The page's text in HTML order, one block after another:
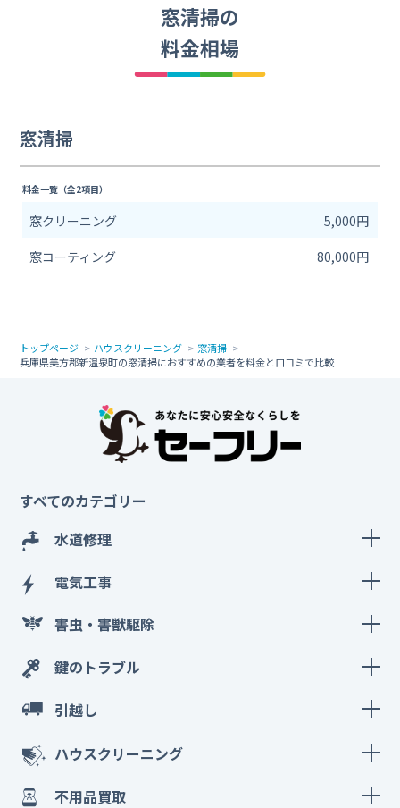
窓清掃の
料金相場
窓清掃
料金一覧（全2項目）
窓クリーニング
5,000円
窓コーティング
80,000円
トップページ ハウスクリーニング
窓清掃
兵庫県美方郡新温泉町の窓清掃におすすめの業者を料金と口コミで比較
すべてのカテゴリー
水道修理
電気工事
害虫・害獣駆除
鍵のトラブル
引越し
ハウスクリーニング
不用品買取